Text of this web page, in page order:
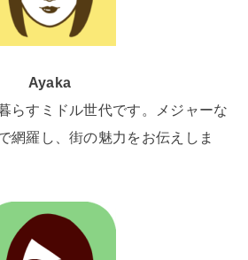
Ayaka
らすミドル世代です。メジャーな
網羅し、街の魅力をお伝えしま